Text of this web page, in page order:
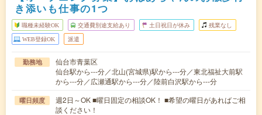
き添いも仕事の1つ
職種未経験OK 交通費別途支給あり 土日祝日が休み 残業なし
WEB登録OK 派遣
勤務地
仙台市青葉区
仙台駅から---分／北山(宮城県)駅から---分／東北福祉大前駅
から---分／広瀬通駅から---分／陸前白沢駅から---分
曜日頻度
週2日～OK ■曜日固定の相談OK！ ■希望の曜日があればご相
談ください！